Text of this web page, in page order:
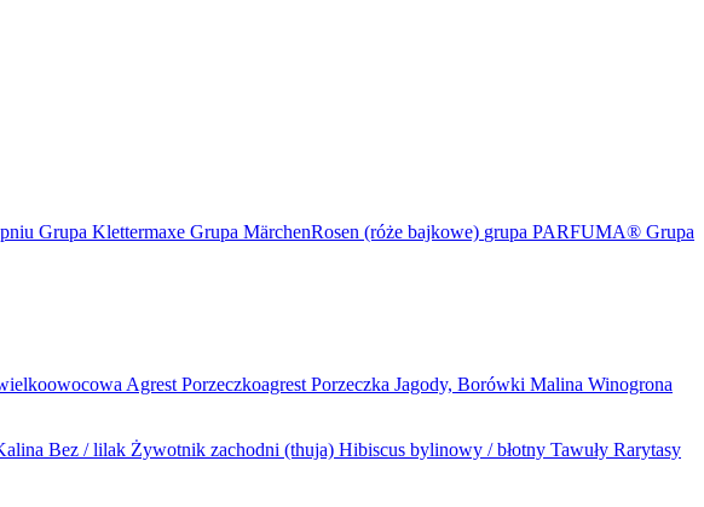
Grupa Klettermaxe Grupa MärchenRosen (róże bajkowe) grupa PARFUMA® Grupa
Agrest Porzeczkoagrest Porzeczka Jagody, Borówki Malina Winogrona
Bez / lilak Żywotnik zachodni (thuja) Hibiscus bylinowy / błotny Tawuły Rarytasy